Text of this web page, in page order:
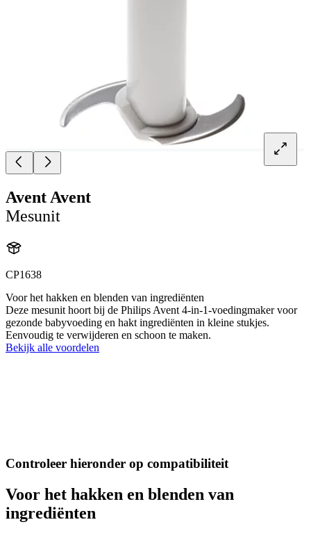
Avent Avent
Mesunit
CP1638
Voor het hakken en blenden van ingrediënten
Deze mesunit hoort bij de Philips Avent 4-in-1-voedingmaker voor
gezonde babyvoeding en hakt ingrediënten in kleine stukjes.
Eenvoudig te verwijderen en schoon te maken.
Bekijk alle voordelen
Controleer hieronder op compatibiliteit
Voor het hakken en blenden van
ingrediënten